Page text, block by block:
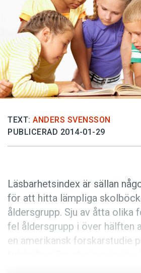
Kviss
Podden
Anmäl till språkpolisen
Föreslå nyord
Annonsera
Läs Språktidningen digitalt
Press
TEXT: ANDERS SVENSSON
PUBLICERAD 2014-01-29
Läsbarhetsindex är sällan
för att hitta lämpliga
åldersgrupp. Sju av åtta olika
fel åldersgrupp i över hälften
en amerikansk forskarstudie